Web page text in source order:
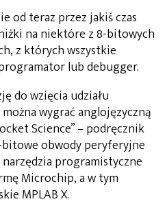
od teraz przez jakiś czas
na niektóre z 8-bitowych
z których wszystkie
lub debugger.
do wzięcia udziału
wygrać anglojęzyczną
Science” – podręcznik
obwody peryferyjne
programistyczne
Microchip, a w tym
MPLAB X.